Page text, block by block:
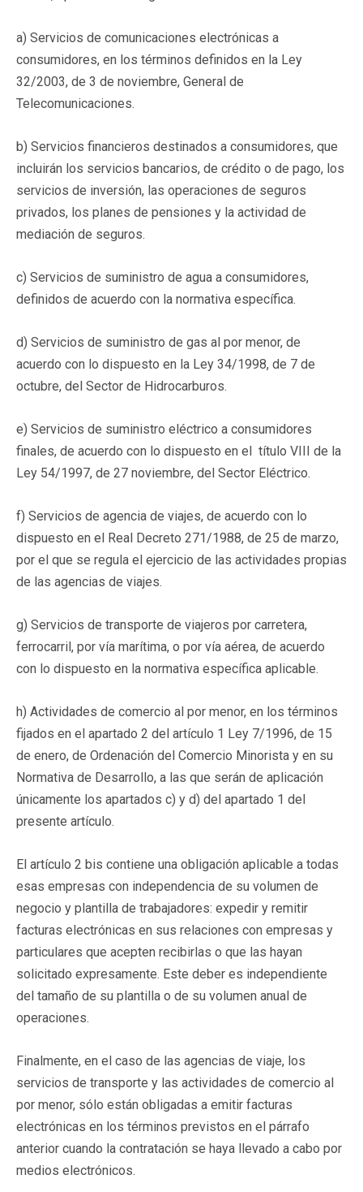
a) Servicios de comunicaciones electrónicas a
consumidores, en los términos definidos en la Ley
32/2003, de 3 de noviembre, General de
Telecomunicaciones.
b) Servicios financieros destinados a consumidores, que
incluirán los servicios bancarios, de crédito o de pago, los
servicios de inversión, las operaciones de seguros
privados, los planes de pensiones y la actividad de
mediación de seguros.
c) Servicios de suministro de agua a consumidores,
definidos de acuerdo con la normativa específica.
d) Servicios de suministro de gas al por menor, de
acuerdo con lo dispuesto en la Ley 34/1998, de 7 de
octubre, del Sector de Hidrocarburos.
e) Servicios de suministro eléctrico a consumidores
finales, de acuerdo con lo dispuesto en el título VIII de la
Ley 54/1997, de 27 noviembre, del Sector Eléctrico.
f) Servicios de agencia de viajes, de acuerdo con lo
dispuesto en el Real Decreto 271/1988, de 25 de marzo,
por el que se regula el ejercicio de las actividades propias
de las agencias de viajes.
g) Servicios de transporte de viajeros por carretera,
ferrocarril, por vía marítima, o por vía aérea, de acuerdo
con lo dispuesto en la normativa específica aplicable.
h) Actividades de comercio al por menor, en los términos
fijados en el apartado 2 del artículo 1 Ley 7/1996, de 15
de enero, de Ordenación del Comercio Minorista y en su
Normativa de Desarrollo, a las que serán de aplicación
únicamente los apartados c) y d) del apartado 1 del
presente artículo.
El artículo 2 bis contiene una obligación aplicable a todas
esas empresas con independencia de su volumen de
negocio y plantilla de trabajadores: expedir y remitir
facturas electrónicas en sus relaciones con empresas y
particulares que acepten recibirlas o que las hayan
solicitado expresamente. Este deber es independiente
del tamaño de su plantilla o de su volumen anual de
operaciones.
Finalmente, en el caso de las agencias de viaje, los
servicios de transporte y las actividades de comercio al
por menor, sólo están obligadas a emitir facturas
electrónicas en los términos previstos en el párrafo
anterior cuando la contratación se haya llevado a cabo por
medios electrónicos.